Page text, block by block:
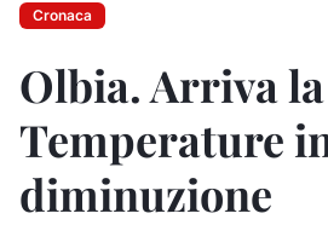
Cronaca
Olbia. Arriva
Temperature
diminuzione